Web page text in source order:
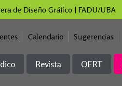
de Diseño Gráfico | FADU/UBA
Calendario Sugerencias
Revista OERT